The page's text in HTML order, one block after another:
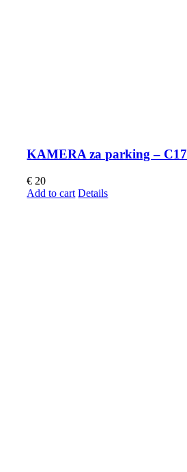
KAMERA za parking – C17
€ 20
Add to cart Details